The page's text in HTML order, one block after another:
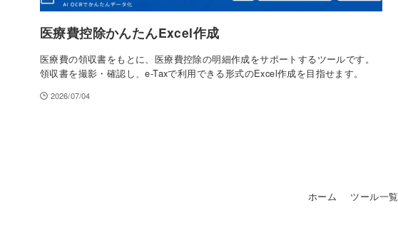
医療費控除かんたんExcel作成
医療費の領収書をもとに、医療費控除の明細作成をサポートするツールです。
領収書を撮影・確認し、e-Taxで利用できる形式のExcel作成を目指せます。
2026/07/04
ホーム ツール一覧